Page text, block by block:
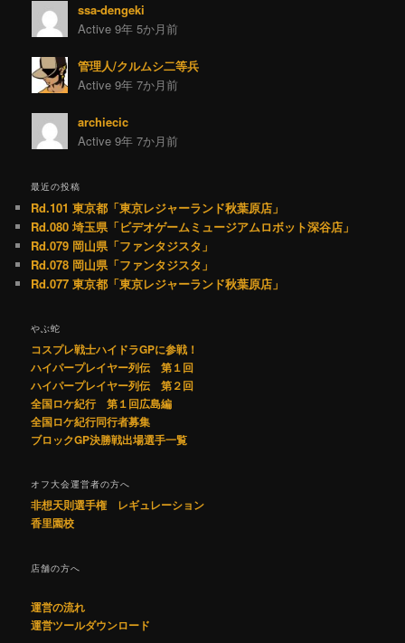
ssa-dengeki
Active 9年 5か月前
管理人/クルムシ二等兵
Active 9年 7か月前
archiecic
Active 9年 7か月前
最近の投稿
Rd.101 東京都「東京レジャーランド秋葉原店」
Rd.080 埼玉県「ビデオゲームミュージアムロボット深谷店」
Rd.079 岡山県「ファンタジスタ」
Rd.078 岡山県「ファンタジスタ」
Rd.077 東京都「東京レジャーランド秋葉原店」
やぶ蛇
コスプレ戦士ハイドラGPに参戦！
ハイパープレイヤー列伝 第１回
ハイパープレイヤー列伝 第２回
全国ロケ紀行 第１回広島編
全国ロケ紀行同行者募集
ブロックGP決勝戦出場選手一覧
オフ大会運営者の方へ
非想天則選手権 レギュレーション
香里園校
店舗の方へ
運営の流れ
運営ツールダウンロード